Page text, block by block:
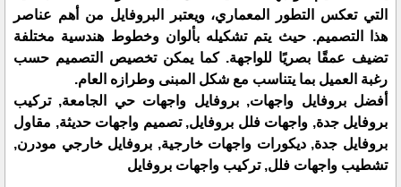
التي تعكس التطور المعماري، ويعتبر البروفايل من أهم عناصر
هذا التصميم. حيث يتم تشكيله بألوان وخطوط هندسية مختلفة
تضيف عمقًا بصريًا للواجهة. كما يمكن تخصيص التصميم حسب
رغبة العميل بما يتناسب مع شكل المبنى وطرازه العام.
أفضل بروفايل واجهات, بروفايل واجهات حي الجامعة, تركيب
بروفايل جدة, واجهات فلل بروفايل, تصميم واجهات حديثة, مقاول
بروفايل جدة, ديكورات واجهات خارجية, بروفايل خارجي مودرن,
تشطيب واجهات فلل, تركيب واجهات بروفايل